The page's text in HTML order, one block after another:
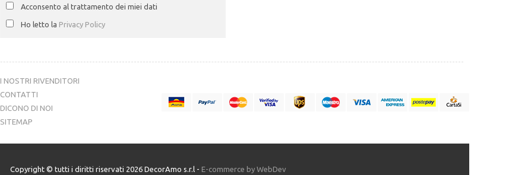
Acconsento al trattamento dei miei dati
Ho letto la Privacy Policy
I NOSTRI RIVENDITORI
CONTATTI
DICONO DI NOI
SITEMAP
Copyright © tutti i diritti riservati 2026 DecorAmo s.r.l - E-commerce by WebDev